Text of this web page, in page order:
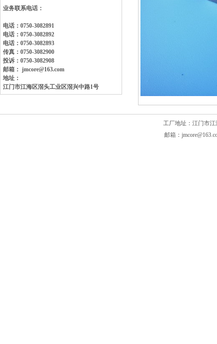
业务联系电话：
电话：0750-3082891
电话：0750-3082892
电话：0750-3082893
传真：0750-3082900
投诉：0750-3082908
邮箱： jmcore@163.com
地址：
江门市江海区滘头工业区滘兴中路1号
工厂地址：江门市江
邮箱：